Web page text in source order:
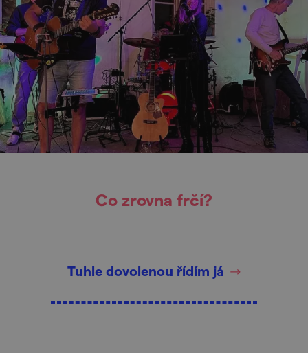
Co zrovna frčí?
Tuhle dovolenou řídím já